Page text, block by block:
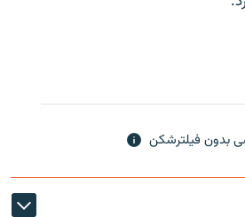
بدون فیلترشکن